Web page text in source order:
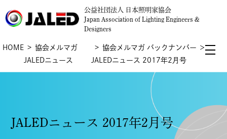
公益社団法人 日本照明家協会
Japan Association of Lighting Engineers &
Designers
HOME
協会メルマガ
JALEDニュース
協会メルマガ バックナンバー ＞
JALEDニュース 2017年2月号
JALEDニュース 2017年2月号